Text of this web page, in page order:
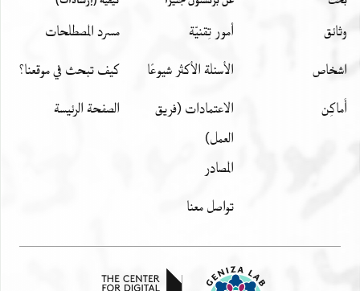
وثائق
اشخاص
أَماكِن
أمور تِقنيّة
الأسئلة الأكثر شيوعًا
الاعتمادات (فريق
العمل)
المصادر
تواصل معنا
مسرد المصطلحات
كيف تبحث في موقعنا؟
الصفحة الرئيسة